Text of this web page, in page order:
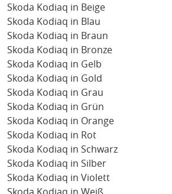
Skoda Kodiaq in Beige
Skoda Kodiaq in Blau
Skoda Kodiaq in Braun
Skoda Kodiaq in Bronze
Skoda Kodiaq in Gelb
Skoda Kodiaq in Gold
Skoda Kodiaq in Grau
Skoda Kodiaq in Grün
Skoda Kodiaq in Orange
Skoda Kodiaq in Rot
Skoda Kodiaq in Schwarz
Skoda Kodiaq in Silber
Skoda Kodiaq in Violett